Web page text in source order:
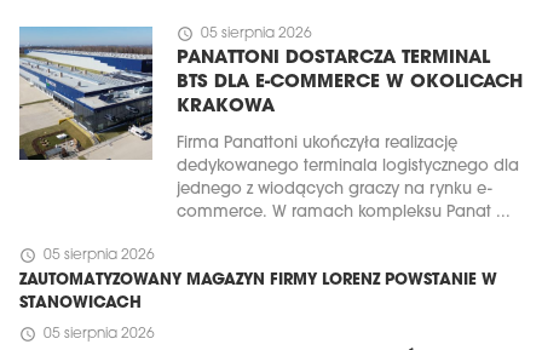
schedule 05 sierpnia 2026
PANATTONI DOSTARCZA TERMINAL
BTS DLA E-COMMERCE W OKOLICACH
KRAKOWA
Firma Panattoni ukończyła realizację
dedykowanego terminala logistycznego dla
jednego z wiodących graczy na rynku e-
commerce. W ramach kompleksu Panat ...
schedule 05 sierpnia 2026
ZAUTOMATYZOWANY MAGAZYN FIRMY LORENZ POWSTANIE W
STANOWICACH
schedule 05 sierpnia 2026